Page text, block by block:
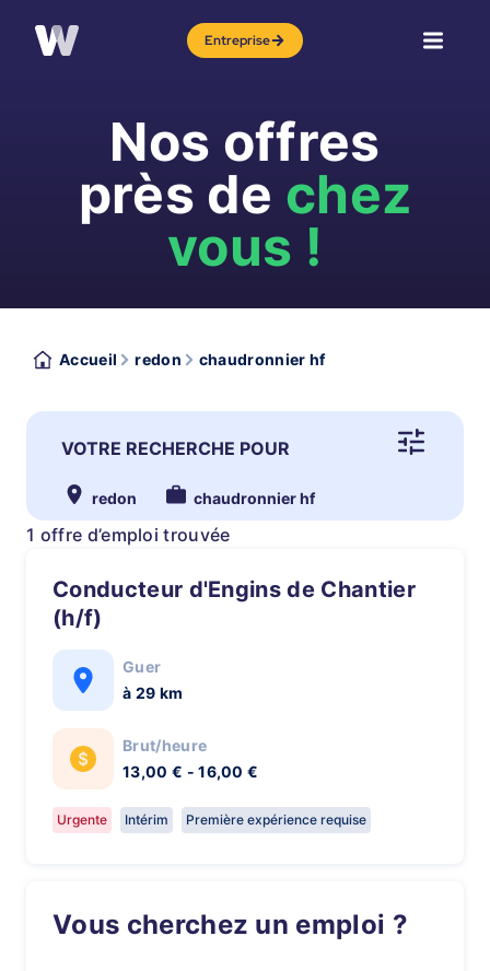
Entreprise
Nos offres
près de chez
vous !
Accueil redon chaudronnier hf
VOTRE RECHERCHE POUR
redon chaudronnier hf
1 offre d’emploi trouvée
Conducteur d'Engins de Chantier
(h/f)
Guer
à 29 km
Brut/heure
13,00 € - 16,00 €
Urgente Intérim Première expérience requise
Vous cherchez un emploi ?